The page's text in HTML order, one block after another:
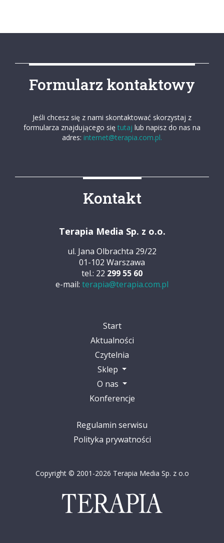
Formularz kontaktowy
Jeśli chcesz się z nami skontaktować skorzystaj z
formularza znajdującego się tutaj lub napisz do nas na
adres: internet@terapia.com.pl.
Kontakt
Terapia Media Sp. z o.o.
ul. Jana Olbrachta 29/22
01-102 Warszawa
tel.: 22 299 55 60
e-mail: terapia@terapia.com.pl
Start
Aktualności
Czytelnia
Sklep
O nas
Konferencje
Regulamin serwisu
Polityka prywatności
Copyright © 2001-2026 Terapia Media Sp. z o.o